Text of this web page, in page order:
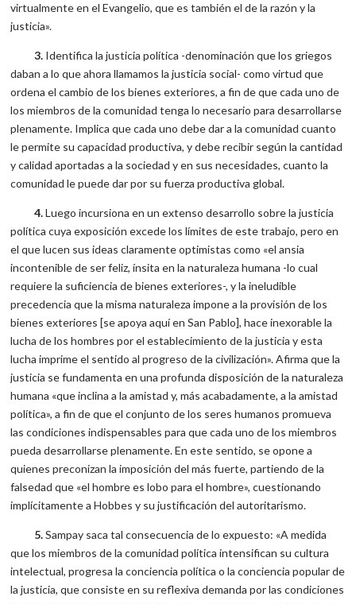
virtualmente en el Evangelio, que es también el de la razón y la
justicia».
3. Identifica la justicia política -denominación que los griegos
daban a lo que ahora llamamos la justicia social- como virtud que
ordena el cambio de los bienes exteriores, a fin de que cada uno de
los miembros de la comunidad tenga lo necesario para desarrollarse
plenamente. Implica que cada uno debe dar a la comunidad cuanto
le permite su capacidad productiva, y debe recibir según la cantidad
y calidad aportadas a la sociedad y en sus necesidades, cuanto la
comunidad le puede dar por su fuerza productiva global.
4.Luego incursiona en un extenso desarrollo sobre la justicia
política cuya exposición excede los límites de este trabajo, pero en
el que lucen sus ideas claramente optimistas como «el ansia
incontenible de ser feliz, ínsita en la naturaleza humana -lo cual
requiere la suficiencia de bienes exteriores-, y la ineludible
precedencia que la misma naturaleza impone a la provisión de los
bienes exteriores [se apoya aquí en San Pablo], hace inexorable la
lucha de los hombres por el establecimiento de la justicia y esta
lucha imprime el sentido al progreso de la civilización». Afirma que la
justicia se fundamenta en una profunda disposición de la naturaleza
humana «que inclina a la amistad y, más acabadamente, a la amistad
política», a fin de que el conjunto de los seres humanos promueva
las condiciones indispensables para que cada uno de los miembros
pueda desarrollarse plenamente. En este sentido, se opone a
quienes preconizan la imposición del más fuerte, partiendo de la
falsedad que «el hombre es lobo para el hombre», cuestionando
implícitamente a Hobbes y su justificación del autoritarismo.
5.Sampay saca tal consecuencia de lo expuesto: «A medida
que los miembros de la comunidad política intensifican su cultura
intelectual, progresa la conciencia política o la conciencia popular de
la justicia, que consiste en su reflexiva demanda por las condiciones